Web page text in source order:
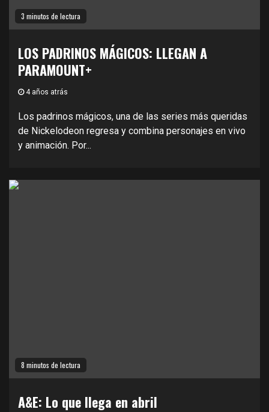
3 minutos de lectura
LOS PADRINOS MÁGICOS: LLEGAN A
PARAMOUNT+
4 años atrás
Los padrinos mágicos, una de las series más queridas
de Nickelodeon regresa y combina personajes en vivo
y animación. Por...
8 minutos de lectura
A&E: Lo que llega en abril